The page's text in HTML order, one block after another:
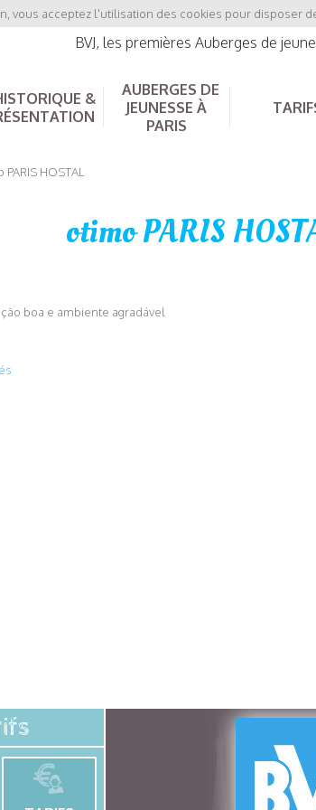
vous acceptez l'utilisation des cookies pour disposer
BVJ, les premières Auberges de
&
AUBERGES DE
JEUNESSE À
PARIS
PARIS HOSTAL
otimo PARIS
boa e ambiente agradável